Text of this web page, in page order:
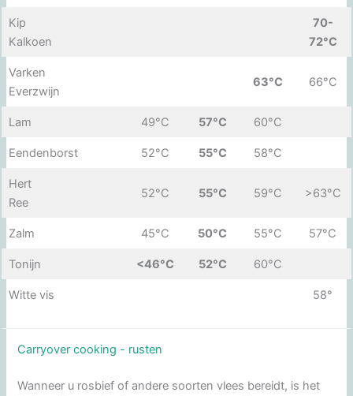
Kip
Kalkoen
70-
72°C
Varken
Everzwijn
63°C 66°C
Lam 49°C 57°C 60°C
Eendenborst 52°C 55°C 58°C
Hert
Ree
52°C 55°C 59°C >63°C
Zalm 45°C 50°C 55°C 57°C
Tonijn <46°C 52°C 60°C
Witte vis 58°
Carryover cooking - rusten
Wanneer u rosbief of andere soorten vlees bereidt, is het